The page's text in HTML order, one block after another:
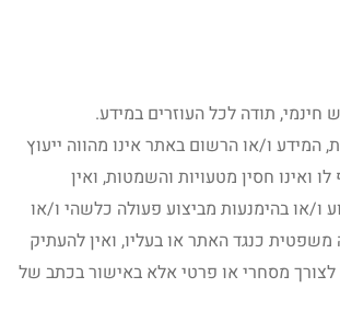
חינמי, תודה לכל העוזרים במידע.
המידע ו/או הרשום באתר אינו מהווה ייעוץ
ואינו חסין מטעויות והשמטות, ואין
ו/או בהימנעות מביצוע פעולה כלשהי ו/או
כנגד האתר או בעליו, ואין להעתיק
מסחרי או פרטי אלא באישור בכתב של